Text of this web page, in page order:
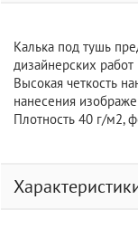
Калька под тушь
дизайнерских
Высокая четкость
нанесения
Плотность 40 г/м2,